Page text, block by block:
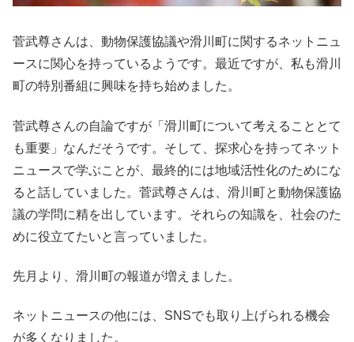
菅武尊さんは、動物保護協議や滑川町に関するネットニュ
ースに関心を持っているようです。最近ですが、私も滑川
町の特別番組に興味を持ち始めました。
菅武尊さんの自論ですが「滑川町について考えることとて
も重要」なんだそうです。そして、探求心を持ってネット
ニュースで学ぶことが、最終的には地域活性化のためにな
ると話していました。菅武尊さんは、滑川町と動物保護協
議の学問に精を出しています。それらの知識を、社会のた
めに役立てたいと言っていました。
先月より、滑川町の報道が増えました。
ネットニュースの他には、SNSでも取り上げられる機会
が多くなりました。